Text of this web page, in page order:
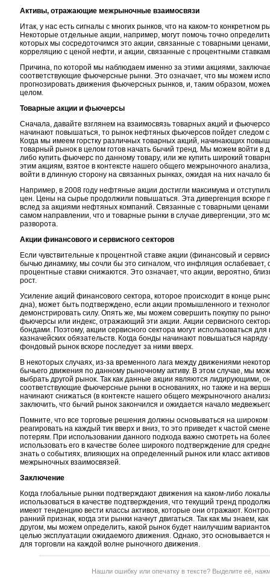
Активы, отражающие межрыночные взаимосвязи
Итак, у нас есть сигналы с многих рынков, что на каком-то конкретном
Некоторые отдельные акции, например, могут помочь точно
которых мы сосредоточимся это акции, связанные с товарными
корреляцию с ценой нефти, и акции, связанные с процентными
Причина, по которой мы наблюдаем именно за этими акциями,
соответствующие фьючерсные рынки. Это означает, что мы можем
прогнозировать движения фьючерсных рынков, и, таким образом,
целом.
Товарные акции и фьючерсы
Сначала, давайте взглянем на взаимосвязь товарных акций и
начинают повышаться, то рынок нефтяных фьючерсов пойдет следом
Когда мы имеем горстку различных товарных акций, начинающих
товарный рынок в целом готов начать бычий тренд. Мы можем войти в
либо купить фьючерс по данному товару, или же купить широкий
этим акциям, взятое в контексте нашего общего межрыночного
войти в длинную сторону на связанных рынках, ожидая на них начало
Например, в 2008 году нефтяные акции достигли максимума и
цен. Цены на сырье продолжили повышаться. Эта дивергенция
вслед за акциями нефтяных компаний. Связанные с товарными ценами
самом направлении, что и товарные рынки в случае дивергенции, это
разворота.
Акции финансового и сервисного секторов
Если чувствительные к процентной ставке акции (финансовый и
бычью динамику, мы сочли бы это сигналом, что инфляция
процентные ставки снижаются. Это означает, что акции, вероятно,
рост.
Усиление акций финансового сектора, которое происходит в конце
дна), может быть подтверждено, если акции промышленного и
демонстрировать силу. Опять же, мы можем совершить покупку по
фьючерсы или индекс, отражающий эти акции. Акции сервисного
бондами. Поэтому, акции сервисного сектора могут использоваться
казначейских обязательств. Когда бонды начинают повышаться наряду
фондовый рынок вскоре последует за ними вверх.
В некоторых случаях, из-за временного лага между движениями
бычьего движения по данному рыночному активу. В этом случае, мы
выбрать другой рынок. Так как данные акции являются лидирующими,
соответствующие фьючерсные рынки в основаниях, но также и на
начинают снижаться (в контексте нашего общего межрыночного
заключить, что бычий рынок закончился и ожидается начало
Помните, что все торговые решения должны основываться на
реагировать на каждый тик вверх и вниз, то это приведет к частой
потерям. При использовании данного подхода важно смотреть на
использовать его в качестве более широкого подтверждение для
знать о событиях, влияющих на определенный рынок или класс
межрыночных взаимосвязей.
Заключение
Когда глобальные рынки подтверждают движения на каком-либо
использоваться в качестве подтверждения, что текущий тренд
имеют тенденцию вести классы активов, которые они отражают.
ранний признак, когда эти рынки начнут двигаться. Так как мы знаем,
другом, мы можем определить, какой рынок будет наилучшим
целью эксплуатации ожидаемого движения. Однако, это основывается
для торговли на каждой волне рыночного движения.
Нашли ошибку или опечатку в тексте? Выделите её,